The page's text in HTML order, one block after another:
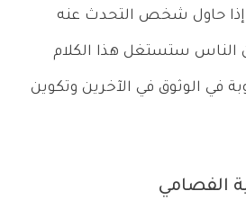
حاول شخص التحدث عنه
الناس ستستغل هذا الكلام
في الوثوق في الآخرين وتكوين
الفصامي